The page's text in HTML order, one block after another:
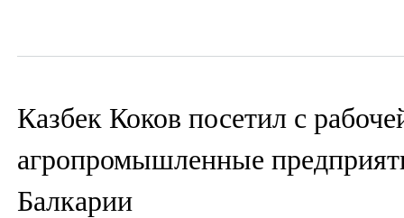
Казбек Коков посетил с
агропромышленные
Балкарии